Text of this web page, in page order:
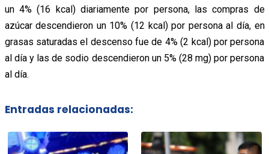
un 4% (16 kcal) diariamente por persona, las compras de
azúcar descendieron un 10% (12 kcal) por persona al día, en
grasas saturadas el descenso fue de 4% (2 kcal) por persona
al día y las de sodio descendieron un 5% (28 mg) por persona
al día.
Entradas relacionadas: